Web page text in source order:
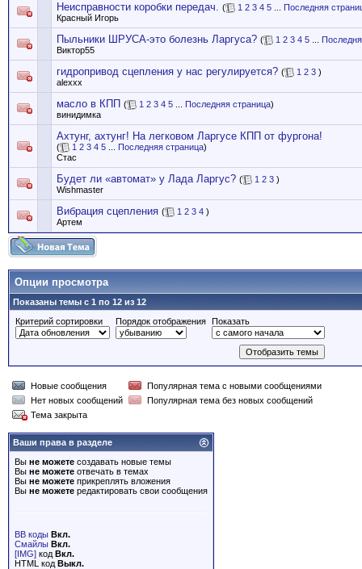
Неисправности коробки передач. ( 1 2 3 4 5
Последняя
Красный Игорь
Пыльники ШРУСА-это болезнь Ларгуса? ( 1 2 3 4 5
Виктор55
гидропривод сцепления у нас регулируется? ( 1 2 3 )
alexxx
масло в КПП ( 1 2 3 4 5 Последняя страница)
винидимка
Ахтунг, ахтунг! На легковом Ларгусе КПП от фургона!
( 1 2 3 4 5 Последняя страница)
Стас
Будет ли «автомат» у Лада Ларгус? ( 1 2 3 )
Wishmaster
Вибрация сцепления ( 1 2 3 4 )
Артем
Опции просмотра
Показаны темы с 1 по 12 из 12
Критерий сортировки
Порядок отображения Показать
Новые сообщения
Популярная тема с новыми сообщениями
Нет новых сообщений
Популярная тема без новых сообщений
Тема закрыта
Ваши права в разделе
Вы не можете создавать новые темы
Вы не можете отвечать в темах
Вы не можете прикреплять вложения
Вы не можете редактировать свои сообщения
BB коды Вкл.
Смайлы Вкл.
[IMG] код Вкл.
HTML код Выкл.